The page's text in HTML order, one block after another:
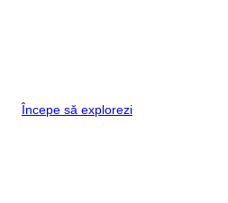
Începe să explorezi